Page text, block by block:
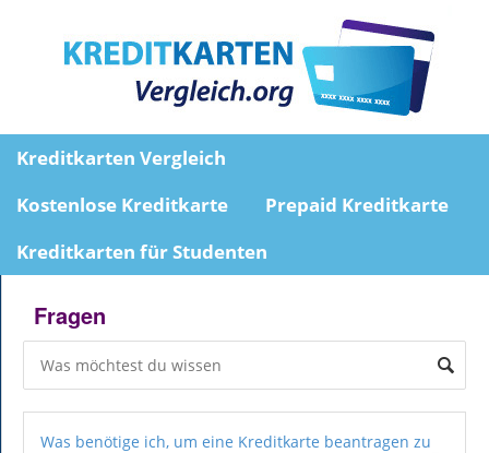
Kreditkarten Vergleich
Kostenlose Kreditkarte
Prepaid Kreditkarte
Kreditkarten für Studenten
Fragen
Was benötige ich, um eine Kreditkarte beantragen zu